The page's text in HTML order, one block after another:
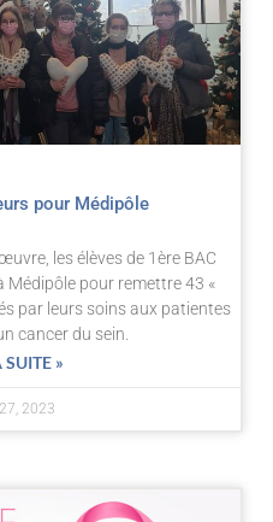
pour Médipôle
les élèves de 1ère BAC
Médipôle pour remettre 43 «
par leurs soins aux patientes
cancer du sein.
SUITE »
2023